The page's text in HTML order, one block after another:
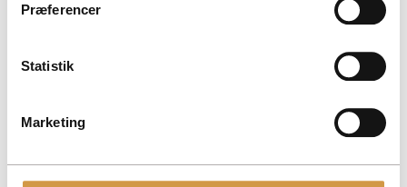
Præferencer
Statistik
Marketing